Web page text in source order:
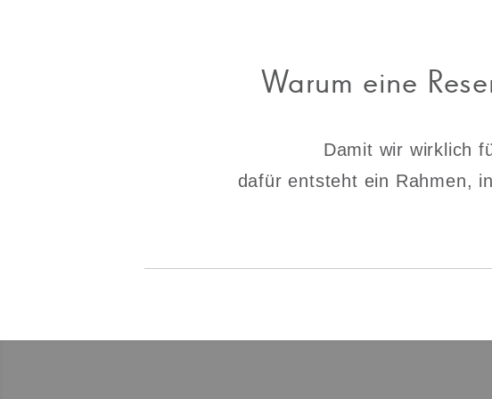
Warum eine
Damit wir wirklich
dafür entsteht ein Rahmen,